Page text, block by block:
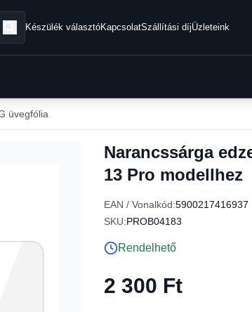
Készülék választóKapcsolatSzállítási díjÜzleteink
üvegfólia
Narancssárga
13 Pro modellhez
EAN / Vonalkód:5900217416937
SKU:PROB04183
Rendelhető
2 300 Ft